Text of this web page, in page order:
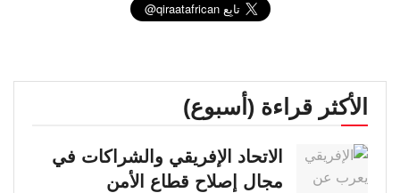
الأكثر قراءة (أسبوع)
الاتحاد الإفريقي والشراكات في
مجال إصلاح قطاع الأمن